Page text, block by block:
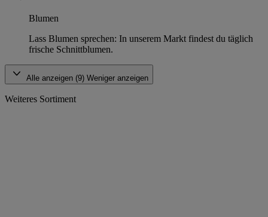
Blumen
Lass Blumen sprechen: In unserem Markt findest du täglich
frische Schnittblumen.
Alle anzeigen (9) Weniger anzeigen
Weiteres Sortiment